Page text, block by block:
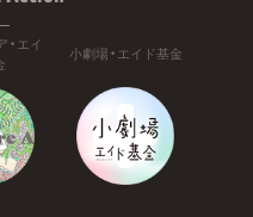
・エイ
小劇場・エイド基金